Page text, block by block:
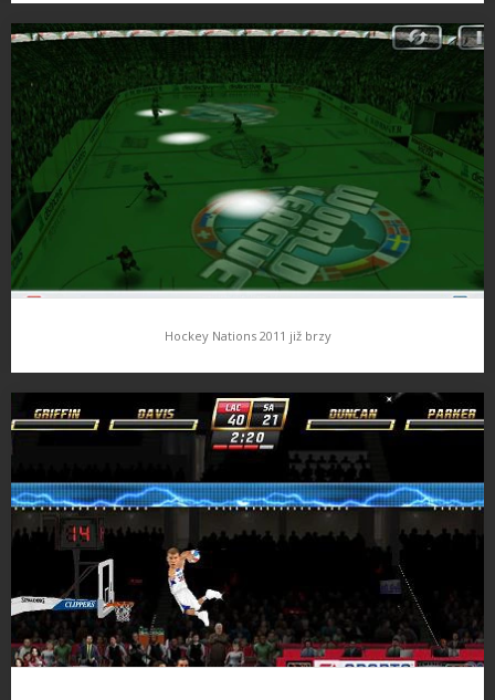
iStunt 2
Máme zde další poměrně vydařený pokus o snowboardovou hru.
Tak trochu bohužel jen ve 2D ale zas – ve 2D se dají dělat
povedené gamesky. Tato to jen potvrzuje. Co…
Hockey Nations 2011 již brzy
Již tento měsíc se můžeme těšit na další hokejovou gamesku s
názvem Hockey Nations 2011 . k hraní bude dostupných 18
mezinárodních temů a celosvětové teamy z národních lig. BUde…
Hockey Nations 2011 již brzy